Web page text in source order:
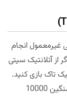
غیرمعمول انجام
از آتلانتیک سیتی
تاک بازی کنید.
در صورت موفقیت می‌توانید با یک جایزه نقدی سنگین 10000